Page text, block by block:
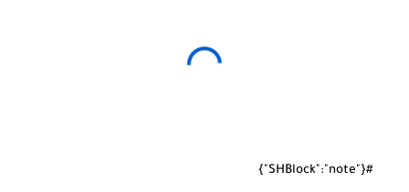
#{"SHBlock":"note"}